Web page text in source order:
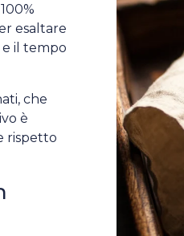
esaltare
e il tempo
che
è
rispetto